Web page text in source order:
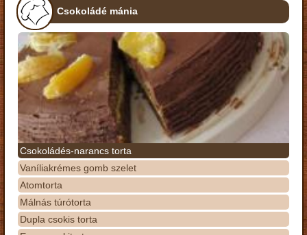
Csokoládé mánia
Csokoládés-narancs torta
Vaníliakrémes gomb szelet
Atomtorta
Málnás túrótorta
Dupla csokis torta